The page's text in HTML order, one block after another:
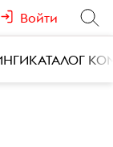
Войти
КАТАЛОГ